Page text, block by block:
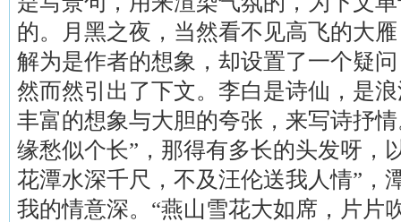
的。月黑之夜，当然看不见高飞的大
解为是作者的想象，却设置了一个疑
然而然引出了下文。李白是诗仙，是
丰富的想象与大胆的夸张，来写诗抒
缘愁似个长”，那得有多长的头发呀，
花潭水深千尺，不及汪伦送我人情”，
我的情意深。“燕山雪花大如席，片片